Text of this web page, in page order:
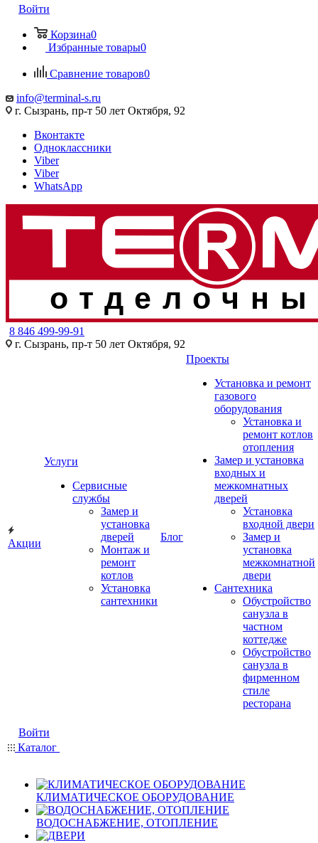
Войти
Корзина0
Избранные товары0
Сравнение товаров0
info@terminal-s.ru
г. Сызрань, пр-т 50 лет Октября, 92
Вконтакте
Одноклассники
Viber
Viber
WhatsApp
8 846 499-99-91
г. Сызрань, пр-т 50 лет Октября, 92
Акции
Услуги
Сервисные
службы
Замер и
установка
дверей
Монтаж и
ремонт
котлов
Установка
сантехники
Блог
Проекты
Установка и ремонт
газового
оборудования
Установка и
ремонт котлов
отопления
Замер и установка
входных и
межкомнатных
дверей
Установка
входной двери
Замер и
установка
межкомнатной
двери
Сантехника
Обустройство
санузла в
частном
коттедже
Обустройство
санузла в
фирменном
стиле
ресторана
Войти
Каталог
КЛИМАТИЧЕСКОЕ ОБОРУДОВАНИЕ
ВОДОСНАБЖЕНИЕ, ОТОПЛЕНИЕ